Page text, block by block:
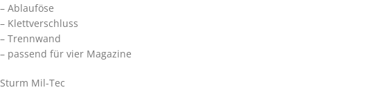
– Ablauföse
– Klettverschluss
– Trennwand
– passend für vier Magazine
Sturm Mil-Tec